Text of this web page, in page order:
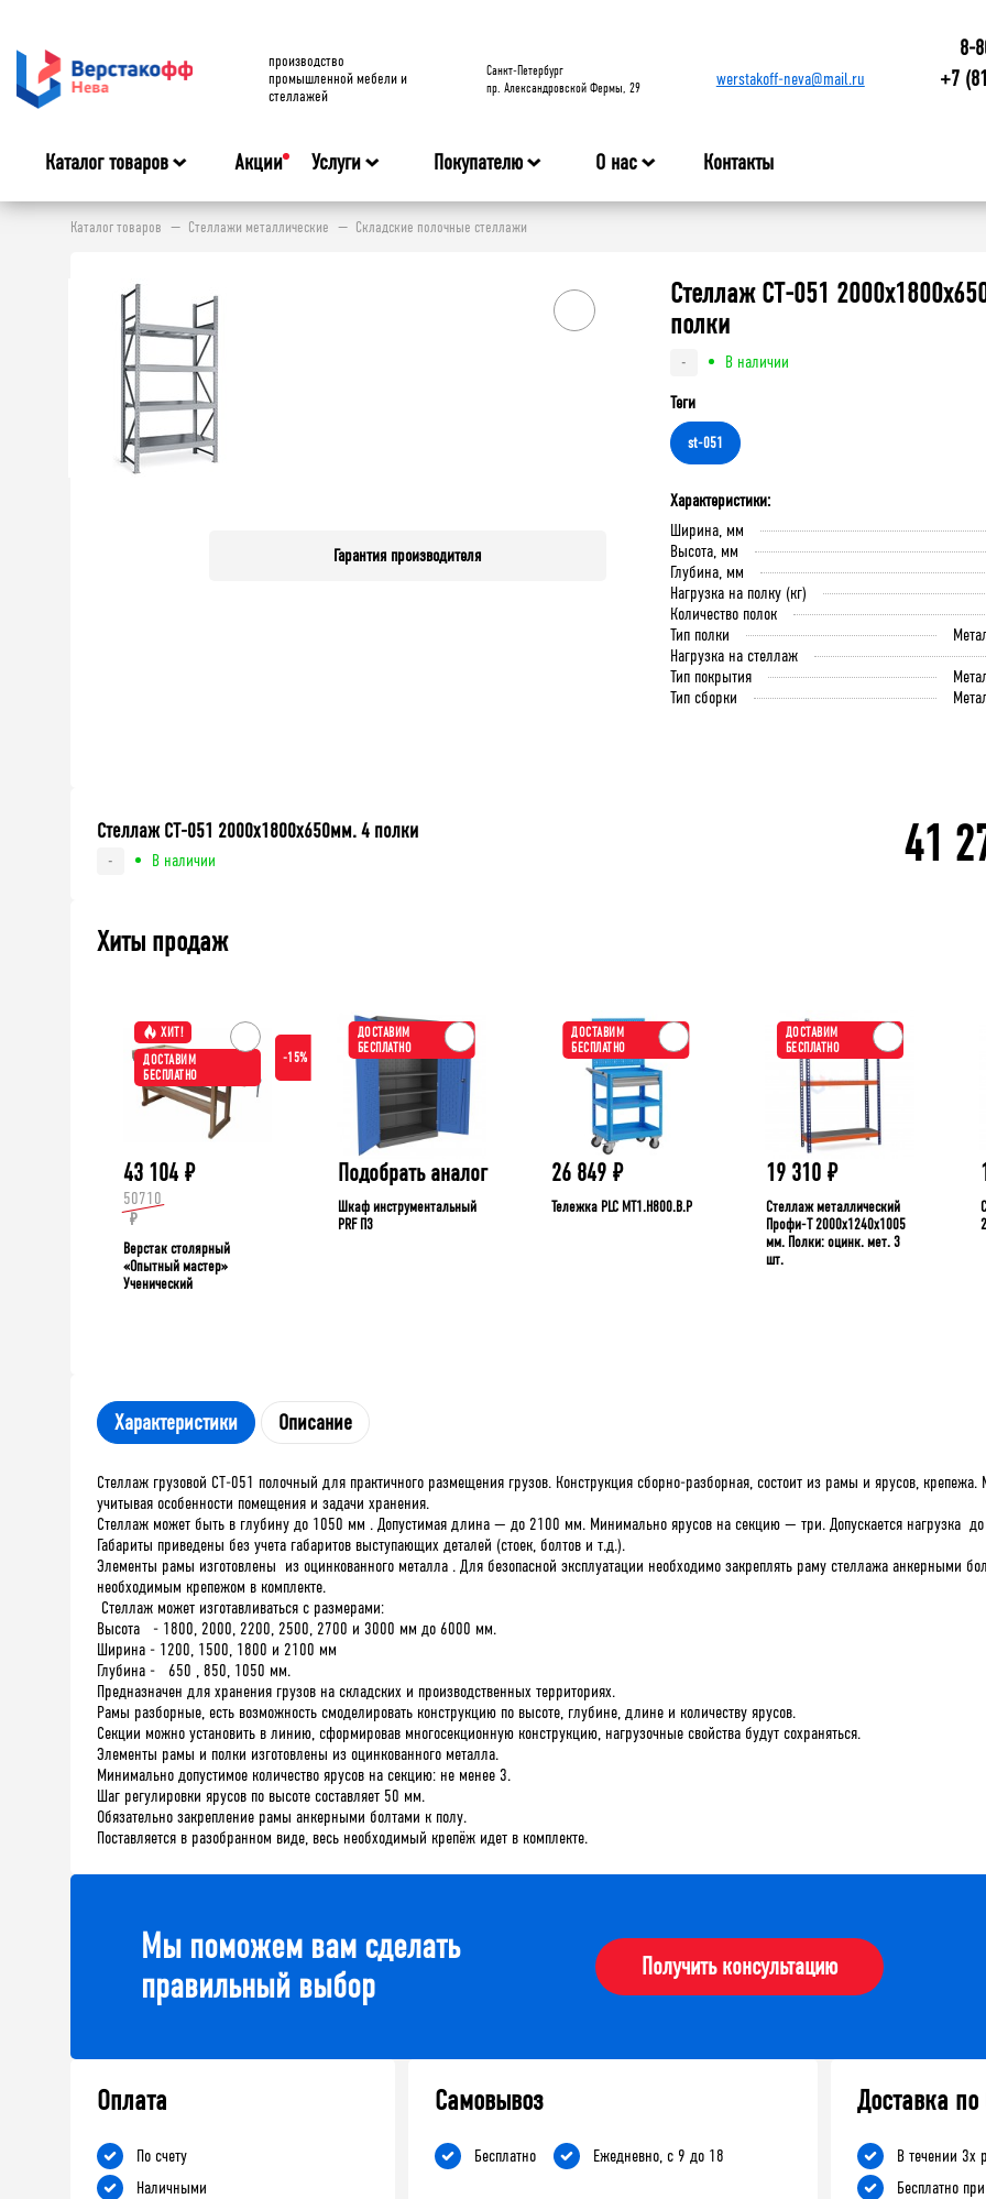
производство
промышленной мебели и
стеллажей
Cанкт-Петербург
пр. Александровской Фермы, 29
werstakoff-neva@mail.ru
8-
+7
Каталог товаров Акции Услуги Покупателю О нас Контакты
Каталог товаров Стеллажи металлические Складские полочные стеллажи
Гарантия производителя
Стеллаж СТ-051
полки
-
В наличии
Теги
st-051
Характеристики:
Ширина, мм
Высота, мм
Глубина, мм
Нагрузка на полку (кг)
Количество полок
Тип полки
Нагрузка на стеллаж
Тип покрытия
Тип сборки
Стеллаж СТ-051 2000х1800х650мм. 4 полки
- В наличии 41
Хиты продаж
ХИТ!
ДОСТАВИМ
БЕСПЛАТНО
-15%
43 104 ₽
50710
₽
Верстак столярный
«Опытный мастер»
Ученический
ДОСТАВИМ
БЕСПЛАТНО
Подобрать аналог
Шкаф инструментальный
PRF П3
ДОСТАВИМ
БЕСПЛАТНО
26 849 ₽
Тележка PLC МT1.H800.В.Р
ДОСТАВИМ
БЕСПЛАТНО
19 310 ₽
Стеллаж металлический
Профи-Т 2000x1240x1005
мм. Полки: оцинк. мет. 3
шт.
Характеристики Описание
Стеллаж грузовой СТ-051 полочный для практичного размещения грузов. Конструкция сборно-разборная, состоит из рамы и ярусов,
учитывая особенности помещения и задачи хранения.
Стеллаж может быть в глубину до 1050 мм . Допустимая длина — до 2100 мм. Минимально ярусов на секцию — три. Допускается нагрузка
Габариты приведены без учета габаритов выступающих деталей (стоек, болтов и т.д.).
Элементы рамы изготовлены из оцинкованного металла . Для безопасной эксплуатации необходимо закреплять раму стеллажа анкерными
необходимым крепежом в комплекте.
Стеллаж может изготавливаться с размерами:
Высота - 1800, 2000, 2200, 2500, 2700 и 3000 мм до 6000 мм.
Ширина - 1200, 1500, 1800 и 2100 мм
Глубина - 650 , 850, 1050 мм.
Предназначен для хранения грузов на складских и производственных территориях.
Рамы разборные, есть возможность смоделировать конструкцию по высоте, глубине, длине и количеству ярусов.
Секции можно установить в линию, сформировав многосекционную конструкцию, нагрузочные свойства будут сохраняться.
Элементы рамы и полки изготовлены из оцинкованного металла.
Минимально допустимое количество ярусов на секцию: не менее 3.
Шаг регулировки ярусов по высоте составляет 50 мм.
Обязательно закрепление рамы анкерными болтами к полу.
Поставляется в разобранном виде, весь необходимый крепёж идет в комплекте.
Мы поможем вам сделать
правильный выбор
Получить консультацию
Оплата
По счету
Наличными
Самовывоз
Бесплатно Ежедневно, с 9 до 18
Доставка
В течении 3х
Бесплатно